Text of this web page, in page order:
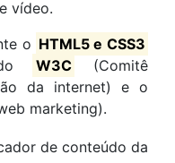
vídeo.
o HTML5 e CSS3
W3C
(Comitê
da internet) e o
marketing).
de conteúdo da